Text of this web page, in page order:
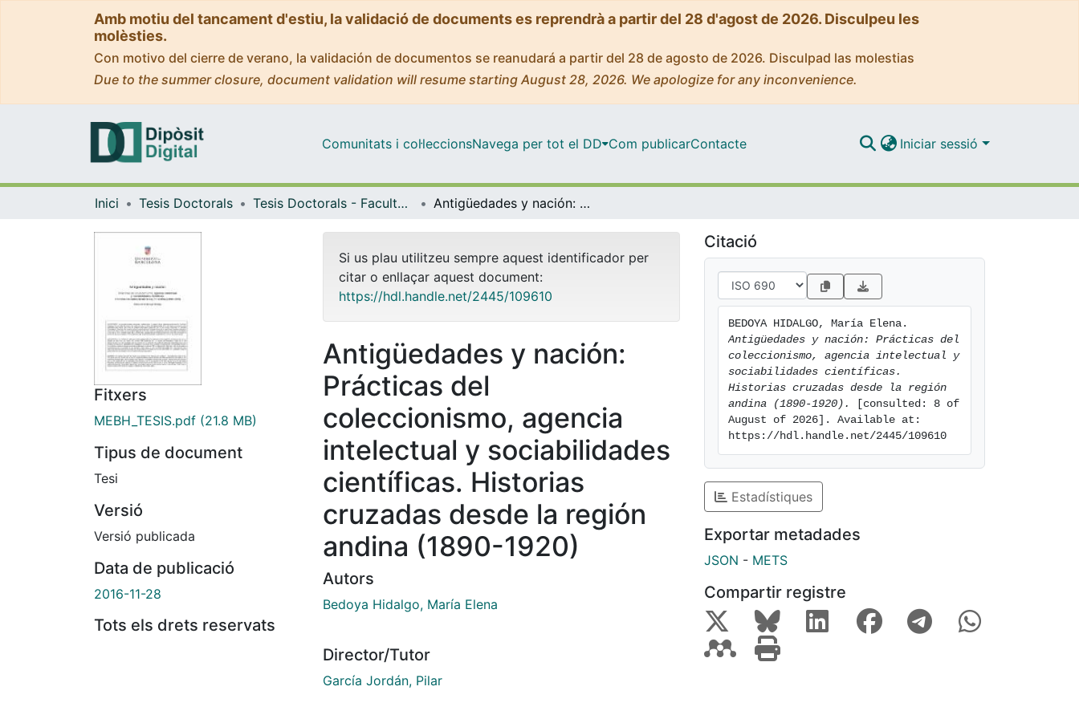
Amb motiu del tancament d'estiu, la validació de documents es reprendrà a partir del 28 d'agost de 2026. Disculpeu les
molèsties.
Con motivo del cierre de verano, la validación de documentos se reanudará a partir del 28 de agosto de 2026. Disculpad las molestias
Due to the summer closure, document validation will resume starting August 28, 2026. We apologize for any inconvenience.
Comunitats i col·leccionsNavega per tot el DD Com publicarContacte Iniciar sessió
Inici Tesis Doctorals Tesis Doctorals - Facultat - Geografia i Història Antigüedades y nación: Prácticas del coleccionismo, agencia intelectual y sociabilidades científicas. Historias cruzadas desde la región andina (1890-1920)
Fitxers
MEBH_TESIS.pdf (21.8 MB)
Tipus de document
Tesi
Versió
Versió publicada
Data de publicació
2016-11-28
Tots els drets reservats
Si us plau utilitzeu sempre aquest identificador per
citar o enllaçar aquest document:
https://hdl.handle.net/2445/109610
Antigüedades y nación:
Prácticas del
coleccionismo, agencia
intelectual y sociabilidades
científicas. Historias
cruzadas desde la región
andina (1890-1920)
Autors
Bedoya Hidalgo, María Elena
Director/Tutor
García Jordán, Pilar
Citació
Antigüedades y nación: Prácticas del
coleccionismo, agencia intelectual y
sociabilidades científicas.
Historias cruzadas desde la región
andina (1890-1920).
[consulted: 8 of
August of 2026]. Available at:
https://hdl.handle.net/2445/109610
Estadístiques
Exportar metadades
JSON - METS
Compartir registre